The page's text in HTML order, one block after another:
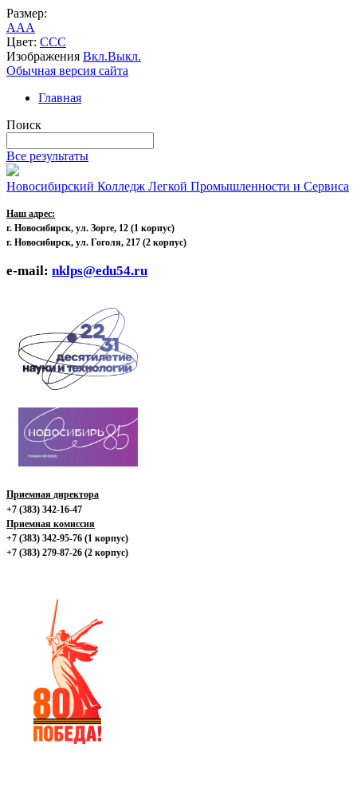
Размер:
AAA
Цвет: CCC
Изображения Вкл.Выкл.
Обычная версия сайта
Главная
Поиск
Все результаты
Новосибирский Колледж Легкой Промышленности и Сервиса
Наш адрес:
г. Новосибирск, ул. Зорге, 12 (1 корпус)
г. Новосибирск, ул. Гоголя, 217 (2 корпус)
e-mail: nklps@edu54.ru
Приемная директора
+7 (383) 342-16-47
Приемная комиссия
+7 (383) 342-95-76 (1 корпус)
+7 (383) 279-87-26 (2 корпус)